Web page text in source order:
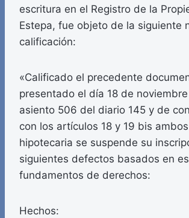
escritura en el Registro de la
Estepa, fue objeto de la siguiente
calificación:
«Calificado el precedente
presentado el día 18 de
asiento 506 del diario 145 y de
con los artículos 18 y 19 bis
hipotecaria se suspende su
siguientes defectos basados en
fundamentos de derechos:
Hechos: